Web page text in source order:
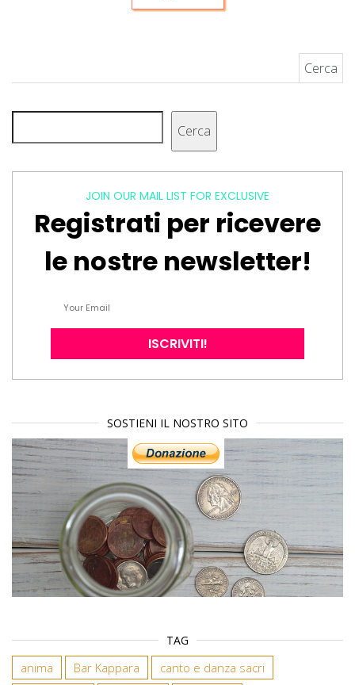
Cerca
JOIN OUR MAIL LIST FOR EXCLUSIVE
Registrati per ricevere
le nostre newsletter!
SOSTIENI IL NOSTRO SITO
TAG
anima Bar Kappara
canto e danza sacri